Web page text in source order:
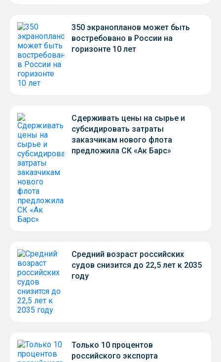
350 экранопланов может быть
востребовано в России на
горизонте 10 лет
Сдерживать цены на сырье и
субсидировать затраты
заказчикам нового флота
предложила СК «Ак Барс»
Средний возраст российских
судов снизится до 22,5 лет к 2035
году
Только 10 процентов
российского экспорта